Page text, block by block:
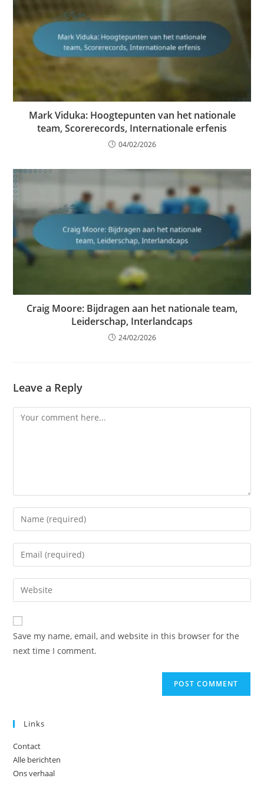
Mark Viduka: Hoogtepunten van het nationale
team, Scorerecords, Internationale erfenis
04/02/2026
Craig Moore: Bijdragen aan het nationale team,
Leiderschap, Interlandcaps
24/02/2026
Leave a Reply
Comment
Enter
your
name
comment
Enter
your
email
address
comment
Enter
your
website
URL
(optional)
Save my name, email, and website in this browser for the
next time I comment.
Links
Contact
Alle berichten
Ons verhaal